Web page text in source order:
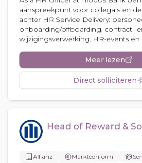
aanspreekpunt voor collega’s en
achter HR Service Delivery:
onboarding/offboarding, contract-
wijzigingsverwerking, HR-events en
Meer lezen
Direct solliciteren
Head of Reward &
Allianz Marktconform